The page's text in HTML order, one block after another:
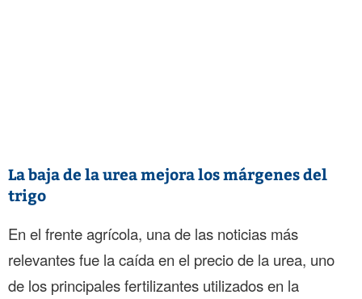
La baja de la urea mejora los márgenes del
trigo
En el frente agrícola, una de las noticias más
relevantes fue la caída en el precio de la urea, uno
de los principales fertilizantes utilizados en la